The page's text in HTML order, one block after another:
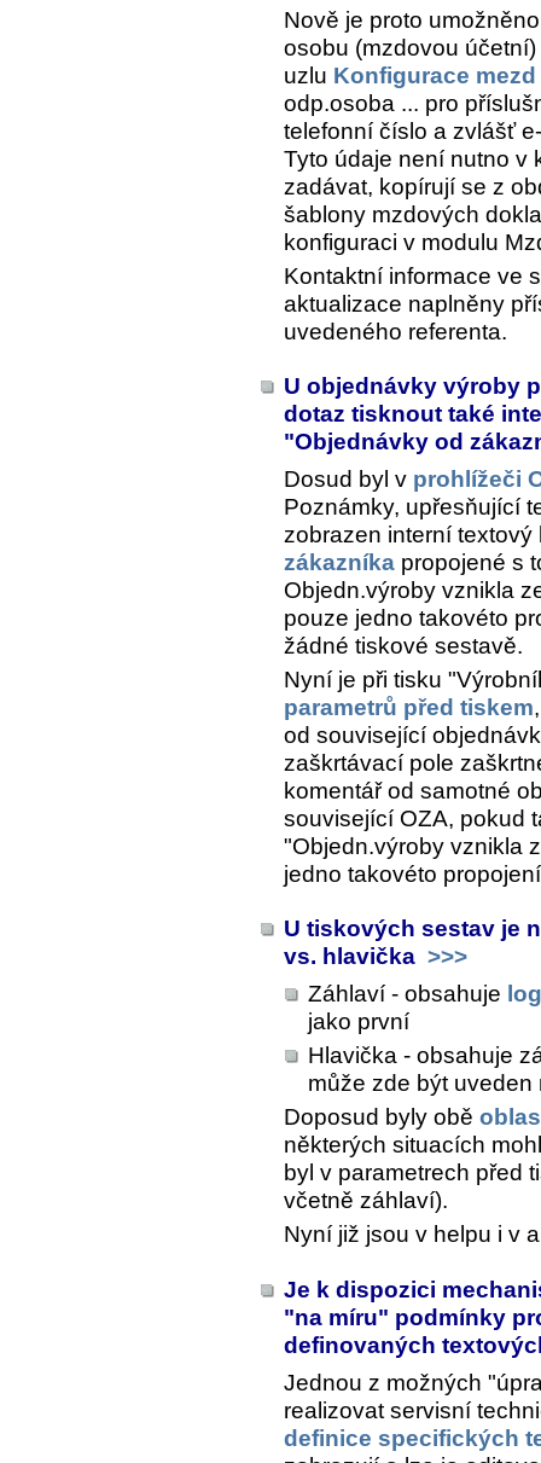
Nově je proto
osobu (mzdovou
uzlu Konfigurace mezd
odp.osoba ... pro
telefonní číslo a zvlášť
Tyto údaje není nutno v
zadávat, kopírují se z
šablony mzdových
konfiguraci v modulu
Kontaktní informace ve
aktualizace naplněny
uvedeného referenta.
U objednávky výroby
dotaz tisknout také
"Objednávky od
Dosud byl v prohlížeči
Poznámky, upřesňující
zobrazen interní
zákazníka propojené s
Objedn.výroby vznikla
pouze jedno takovéto
žádné tiskové sestavě.
Nyní je při tisku
parametrů před tiskem
od související
zaškrtávací pole
komentář od samotné
související OZA, pokud
"Objedn.výroby vznikla
jedno takovéto
U tiskových sestav je
vs. hlavička >>>
Záhlaví - obsahuje
jako první
Hlavička - obsahuje
může zde být
Doposud byly obě
některých situacích
byl v parametrech před
včetně záhlaví).
Nyní již jsou v helpu i v
Je k dispozici
"na míru" podmínky
definovaných
Jednou z možných
realizovat servisní
definice specifických